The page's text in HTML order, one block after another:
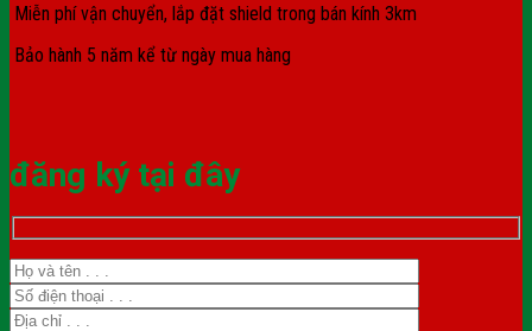
Miễn phí vận chuyển, lắp đặt shield trong bán kính 3km
Bảo hành 5 năm kể từ ngày mua hàng
đăng ký tại đây